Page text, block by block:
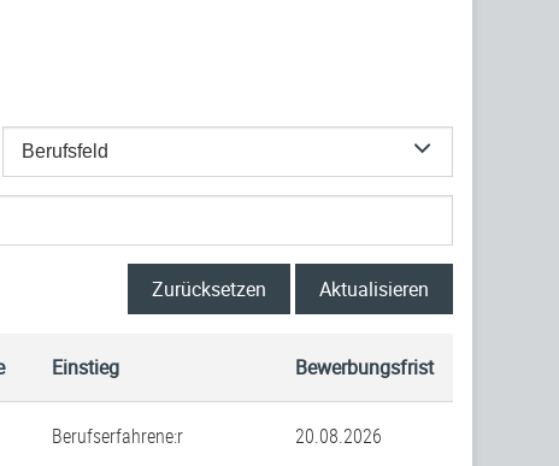
Berufsfeld
Zurücksetzen Aktualisieren
Einstieg Bewerbungsfrist
Berufserfahrene:r 20.08.2026